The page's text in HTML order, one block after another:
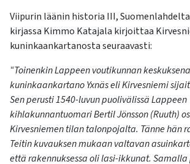
Viipurin läänin historia III,
kirjassa Kimmo Katajala kirjoittaa
kuninkaankartanosta seuraavasti:
“Toinenkin Lappeen voutikunnan
kuninkaankartano Yxnäs eli Kirvesniemi
Sen perusti 1540-luvun puolivälissä Lappeen
kihlakunnantuomari Bertil Jönsson (Ruuth)
Kirvesniemen tilan talonpojalta. Tänne hän
Teitin kuvauksen mukaan valtavan
että rakennuksessa oli lasi-ikkunat.